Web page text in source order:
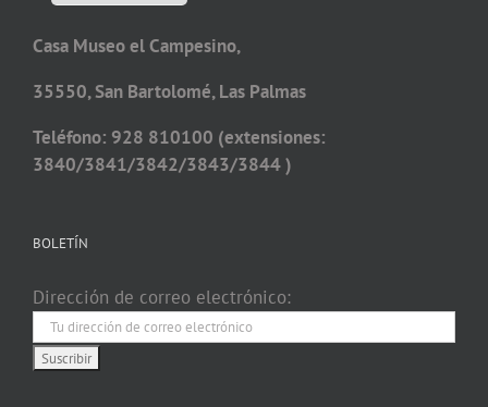
Casa Museo el Campesino,
35550, San Bartolomé, Las Palmas
Teléfono: 928 810100 (extensiones:
3840/3841/3842/3843/3844 )
BOLETÍN
Dirección de correo electrónico: